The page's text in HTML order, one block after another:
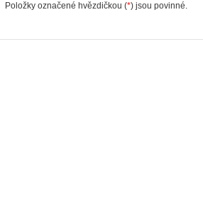
Položky označené hvězdičkou (*) jsou povinné.